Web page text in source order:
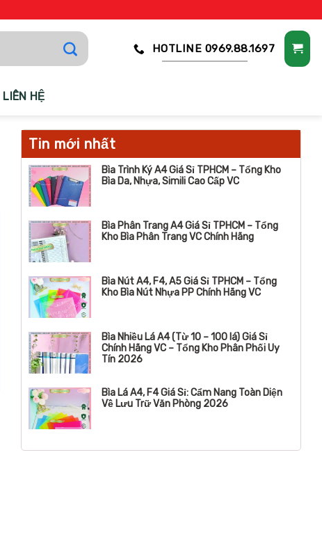
HOTLINE 0969.88.1697
LIÊN HỆ
Tin mới nhất
Bìa Trình Ký A4 Giá Sỉ TPHCM – Tổng Kho
Bìa Da, Nhựa, Simili Cao Cấp VC
Bìa Phân Trang A4 Giá Sỉ TPHCM – Tổng
Kho Bìa Phân Trang VC Chính Hãng
Bìa Nút A4, F4, A5 Giá Sỉ TPHCM – Tổng
Kho Bìa Nút Nhựa PP Chính Hãng VC
Bìa Nhiều Lá A4 (Từ 10 – 100 lá) Giá Sỉ
Chính Hãng VC – Tổng Kho Phân Phối Uy
Tín 2026
Bìa Lá A4, F4 Giá Sỉ: Cẩm Nang Toàn Diện
Về Lưu Trữ Văn Phòng 2026